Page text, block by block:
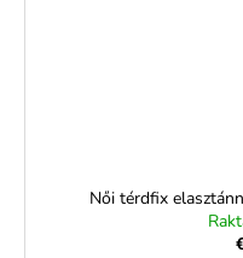
Női térdfix